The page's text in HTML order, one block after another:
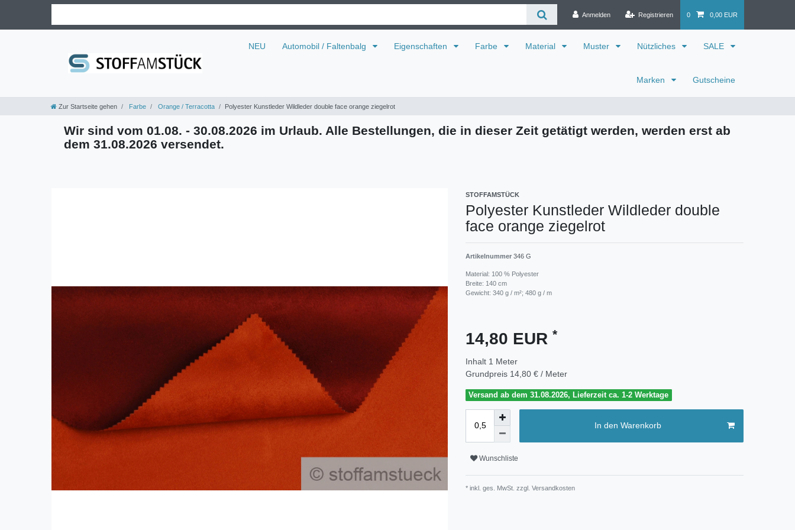
Anmelden Registrieren 0 0,00 EUR
NEU Automobil / Faltenbalg Eigenschaften Farbe Material Muster Nützliches SALE
Marken Gutscheine
Zur Startseite gehen Farbe Orange / Terracotta Polyester Kunstleder Wildleder double face orange ziegelrot
Wir sind vom 01.08. - 30.08.2026 im Urlaub. Alle Bestellungen, die in dieser Zeit getätigt werden, werden erst ab
dem 31.08.2026 versendet.
STOFFAMSTÜCK
Polyester Kunstleder Wildleder double
face orange ziegelrot
Artikelnummer 346 G
Material: 100 % Polyester
Breite: 140 cm
Gewicht: 340 g / m²; 480 g / m
14,80 EUR *
Inhalt 1 Meter
Grundpreis 14,80 € / Meter
Versand ab dem 31.08.2026, Lieferzeit ca. 1-2 Werktage
In den Warenkorb
Wunschliste
* inkl. ges. MwSt. zzgl. Versandkosten